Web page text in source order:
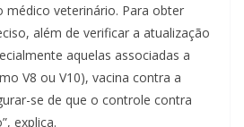
médico veterinário. Para obter
além de verificar a atualização
aquelas associadas a
V8 ou V10), vacina contra a
se de que o controle contra
explica.